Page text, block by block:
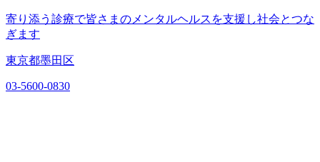
寄り添う診療で皆さまのメンタルヘルスを支援し社会とつな
ぎます
東京都墨田区
03-5600-0830